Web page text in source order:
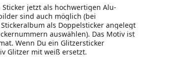
jetzt als hochwertigen Alu-
sind auch möglich (bei
als Doppelsticker angelegt
auswählen). Das Motiv ist
Wenn Du ein Glitzersticker
Glitzer mit weiß ersetzt.